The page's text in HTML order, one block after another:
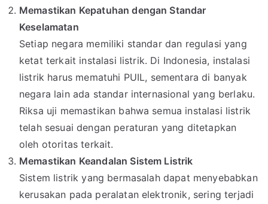
Memastikan Kepatuhan dengan Standar
Keselamatan
Setiap negara memiliki standar dan regulasi yang
ketat terkait instalasi listrik. Di Indonesia, instalasi
listrik harus mematuhi PUIL, sementara di banyak
negara lain ada standar internasional yang berlaku.
Riksa uji memastikan bahwa semua instalasi listrik
telah sesuai dengan peraturan yang ditetapkan
oleh otoritas terkait.
Memastikan Keandalan Sistem Listrik
Sistem listrik yang bermasalah dapat menyebabkan
kerusakan pada peralatan elektronik, sering terjadi